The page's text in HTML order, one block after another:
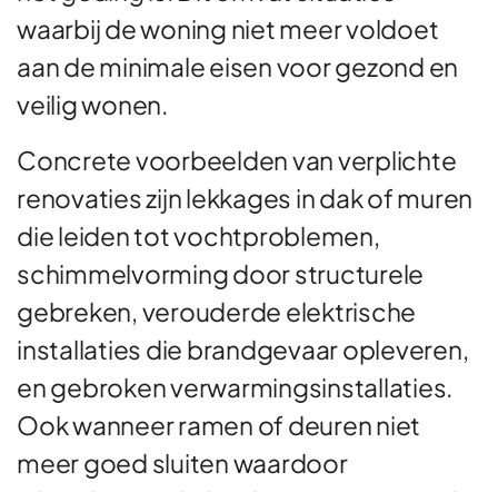
waarbij de woning niet meer voldoet
aan de minimale eisen voor gezond en
veilig wonen.
Concrete voorbeelden van verplichte
renovaties zijn lekkages in dak of muren
die leiden tot vochtproblemen,
schimmelvorming door structurele
gebreken, verouderde elektrische
installaties die brandgevaar opleveren,
en gebroken verwarmingsinstallaties.
Ook wanneer ramen of deuren niet
meer goed sluiten waardoor